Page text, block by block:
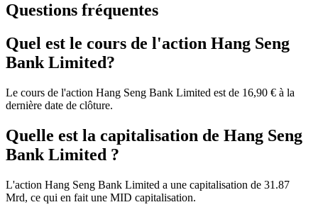
Questions fréquentes
Quel est le cours de l'action Hang Seng
Bank Limited?
Le cours de l'action Hang Seng Bank Limited est de 16,90 € à la
dernière date de clôture.
Quelle est la capitalisation de Hang Seng
Bank Limited ?
L'action Hang Seng Bank Limited a une capitalisation de 31.87
Mrd, ce qui en fait une MID capitalisation.